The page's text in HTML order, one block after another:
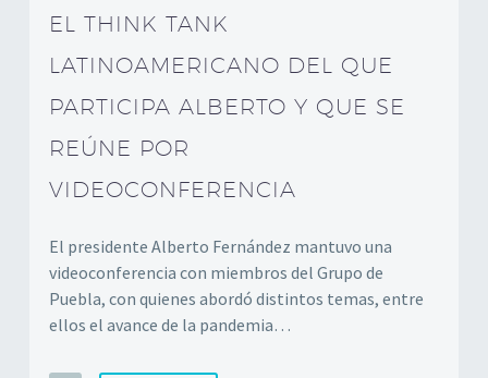
EL THINK TANK
LATINOAMERICANO DEL QUE
PARTICIPA ALBERTO Y QUE SE
REÚNE POR
VIDEOCONFERENCIA
El presidente Alberto Fernández mantuvo una
videoconferencia con miembros del Grupo de
Puebla, con quienes abordó distintos temas, entre
ellos el avance de la pandemia…